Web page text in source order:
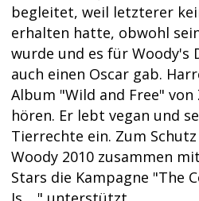
begleitet, weil letzterer
erhalten hatte, obwohl
wurde und es für Woody's
auch einen Oscar gab.
Album "Wild and Free" von
hören. Er lebt vegan und
Tierrechte ein. Zum
Woody 2010 zusammen
Stars die Kampagne "The